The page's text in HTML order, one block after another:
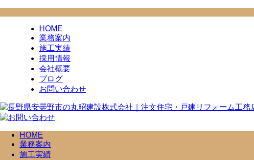
HOME
業務案内
施工実績
採用情報
会社概要
ブログ
お問い合わせ
HOME
業務案内
施工実績